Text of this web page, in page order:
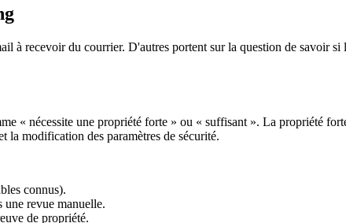
à recevoir du courrier. D'autres portent sur la question de savoir
« nécessite une propriété forte » ou « suffisant ». La propriété
la modification des paramètres de sécurité.
connus).
une revue manuelle.
de propriété.